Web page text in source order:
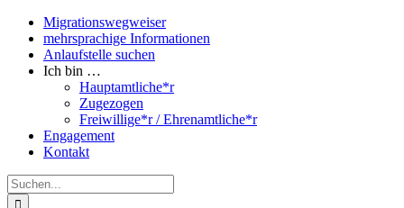
Migrationswegweiser
mehrsprachige Informationen
Anlaufstelle suchen
Ich bin …
Hauptamtliche*r
Zugezogen
Freiwillige*r / Ehrenamtliche*r
Engagement
Kontakt
Suche
nach: